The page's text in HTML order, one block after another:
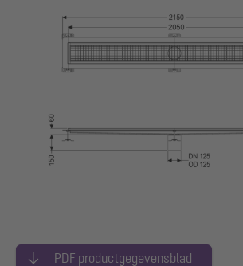
PDF productgegevensblad